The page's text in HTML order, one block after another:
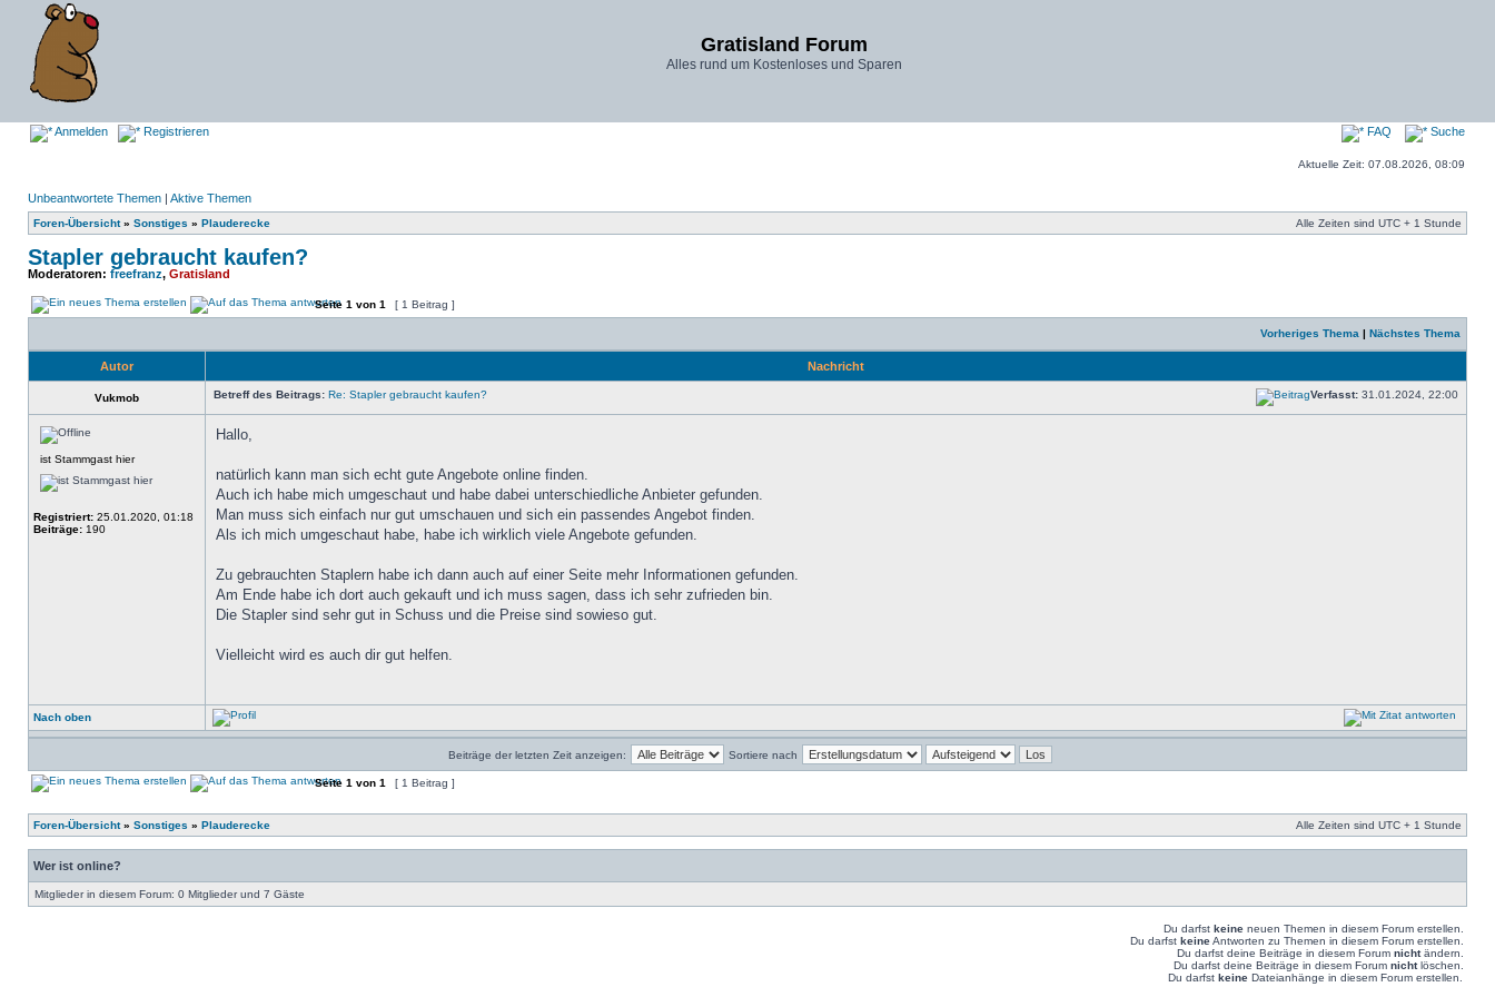
Gratisland Forum
Alles rund um Kostenloses und Sparen
Anmelden Registrieren FAQ Suche
Aktuelle Zeit: 07.08.2026, 08:09
Unbeantwortete Themen | Aktive Themen
Foren-Übersicht» Sonstiges » Plauderecke Alle Zeiten sind UTC + 1 Stunde
Stapler gebraucht kaufen?
Moderatoren: freefranz, Gratisland
Seite 1 von 1 [ 1 Beitrag ]
Vorheriges Thema | Nächstes Thema
Autor Nachricht
Vukmob Betreff des Beitrags: Re: Stapler gebraucht kaufen? Verfasst: 31.01.2024, 22:00
ist Stammgast hier
Registriert: 25.01.2020, 01:18
Beiträge: 190
Hallo,
natürlich kann man sich echt gute Angebote online finden.
Auch ich habe mich umgeschaut und habe dabei unterschiedliche Anbieter gefunden.
Man muss sich einfach nur gut umschauen und sich ein passendes Angebot finden.
Als ich mich umgeschaut habe, habe ich wirklich viele Angebote gefunden.
Zu gebrauchten Staplern habe ich dann auch auf einer Seite mehr Informationen gefunden.
Am Ende habe ich dort auch gekauft und ich muss sagen, dass ich sehr zufrieden bin.
Die Stapler sind sehr gut in Schuss und die Preise sind sowieso gut.
Vielleicht wird es auch dir gut helfen.
Nach oben
Beiträge der letzten Zeit anzeigen: Sortiere nach
Seite 1 von 1 [ 1 Beitrag ]
Foren-Übersicht» Sonstiges » Plauderecke Alle Zeiten sind UTC + 1 Stunde
Wer ist online?
Mitglieder in diesem Forum: 0 Mitglieder und 7 Gäste
Du darfst keine neuen Themen in diesem Forum erstellen.
Du darfst keineAntworten zu Themen in diesem Forum erstellen.
Du darfst deine Beiträge in diesem Forum nichtändern.
Du darfst deine Beiträge in diesem Forum nichtlöschen.
Du darfst keine Dateianhänge in diesem Forum erstellen.